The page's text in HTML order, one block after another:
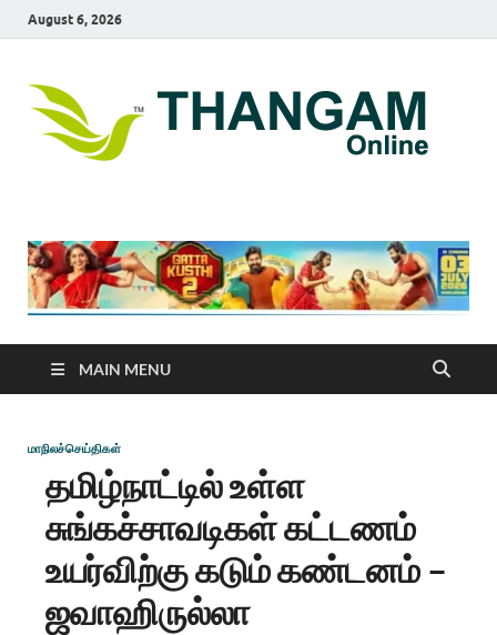
August 6, 2026
MAIN MENU
மாநிலச்செய்திகள்
தமிழ்நாட்டில் உள்ள
சுங்கச்சாவடிகள் கட்டணம்
உயர்விற்கு கடும் கண்டனம் –
ஜவாஹிருல்லா